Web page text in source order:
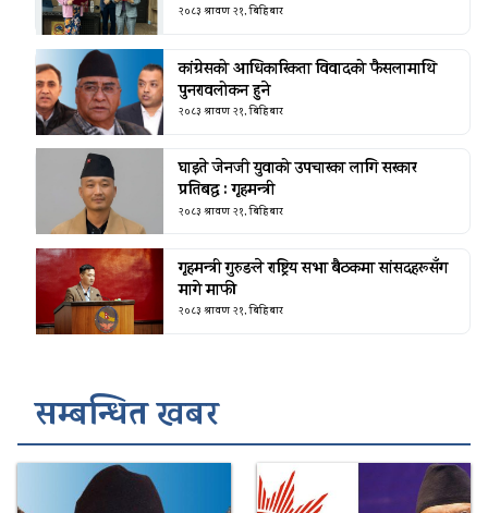
२०८३ श्रावण २१, बिहिबार
कांग्रेसको आधिकारिकता विवादको फैसलामाथि
पुनरावलोकन हुने
२०८३ श्रावण २१, बिहिबार
घाइते जेनजी युवाको उपचारका लागि सरकार
प्रतिबद्ध : गृहमन्त्री
२०८३ श्रावण २१, बिहिबार
गृहमन्त्री गुरुङले राष्ट्रिय सभा बैठकमा सांसदहरूसँग
मागे माफी
२०८३ श्रावण २१, बिहिबार
सम्बन्धित खबर